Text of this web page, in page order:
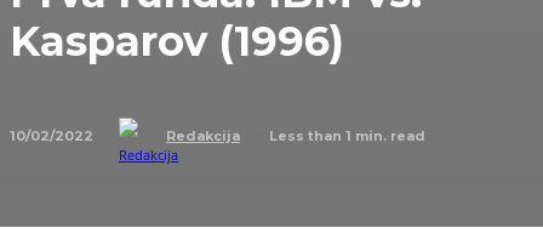
Kasparov (1996)
10/02/2022 Redakcija Less than 1 min. read